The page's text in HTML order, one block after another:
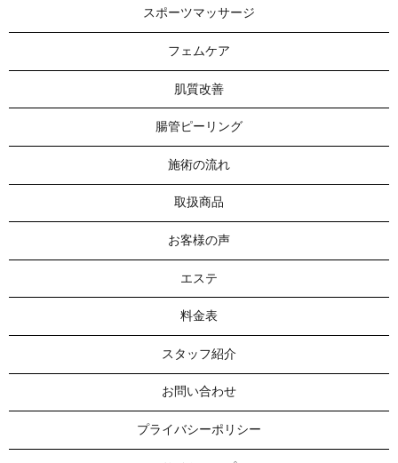
スポーツマッサージ
フェムケア
肌質改善
腸管ピーリング
施術の流れ
取扱商品
お客様の声
エステ
料金表
スタッフ紹介
お問い合わせ
プライバシーポリシー